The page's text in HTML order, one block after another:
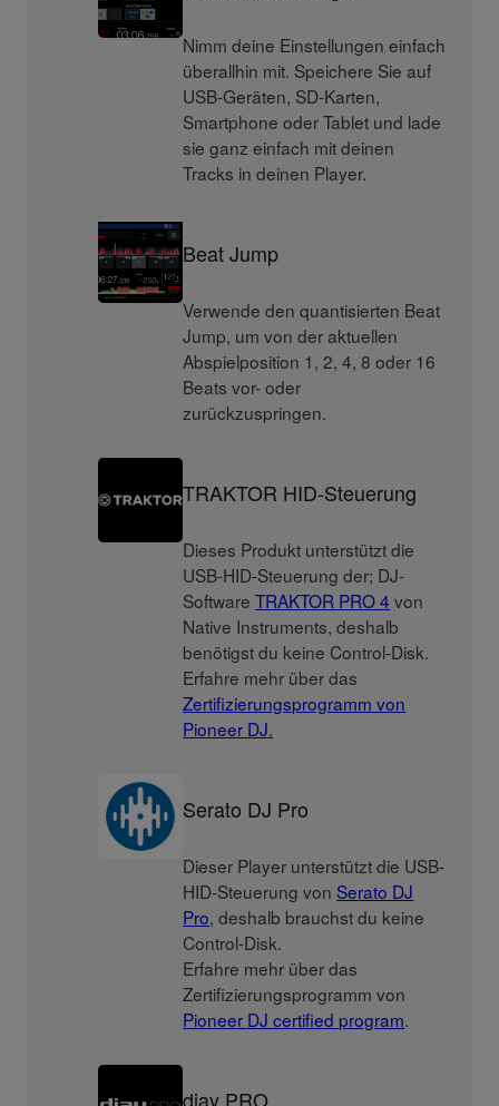
Nimm deine Einstellungen einfach
überallhin mit. Speichere Sie auf
USB-Geräten, SD-Karten,
Smartphone oder Tablet und lade
sie ganz einfach mit deinen
Tracks in deinen Player.
Beat Jump
Verwende den quantisierten Beat
Jump, um von der aktuellen
Abspielposition 1, 2, 4, 8 oder 16
Beats vor- oder
zurückzuspringen.
TRAKTOR HID-Steuerung
Dieses Produkt unterstützt die
USB-HID-Steuerung der; DJ-
SoftwareTRAKTOR PRO 4 von
Native Instruments, deshalb
benötigst du keine Control-Disk.
Erfahre mehr über das
Zertifizierungsprogramm von
Pioneer DJ.
Serato DJ Pro
Dieser Player unterstützt die USB-
HID-Steuerung von Serato DJ
Pro, deshalb brauchst du keine
Control-Disk.
Erfahre mehr über das
Zertifizierungsprogramm von
Pioneer DJ certified program.
djay PRO